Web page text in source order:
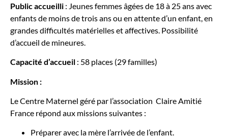
Public accueilli : Jeunes femmes âgées de 18 à 25 ans avec
enfants de moins de trois ans ou en attente d’un enfant, en
grandes difficultés matérielles et affectives. Possibilité
d’accueil de mineures.
Capacité d’accueil : 58 places (29 familles)
Mission :
Le Centre Maternel géré par l’association Claire Amitié
France répond aux missions suivantes :
Préparer avec la mère l’arrivée de l’enfant.